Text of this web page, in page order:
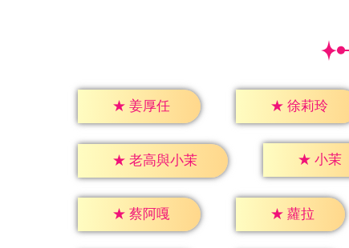
★ 姜厚任 ★ 徐莉玲
★ 老高與小茉 ★ 小茉
★ 蔡阿嘎 ★ 蘿拉